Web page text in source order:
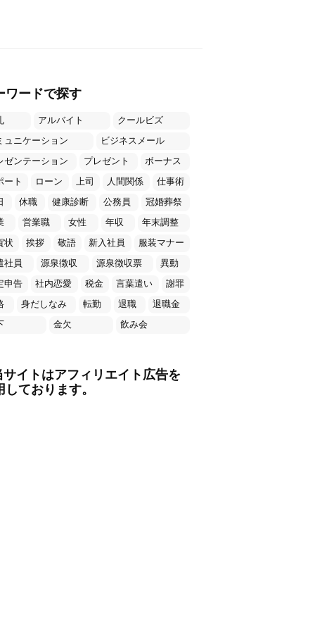
ワードで探す
アルバイト
クールビズ
ュニケーション
ビジネスメール
ゼンテーション
プレゼント
ボーナス
ート
ローン 上司 人間関係
仕事術
休職 健康診断 公務員
冠婚葬祭
営業職 女性 年収
年末調整
状
挨拶 敬語 新入社員
服装マナー
社員
源泉徴収 源泉徴収票
異動
申告
社内恋愛 税金 言葉遣い
謝罪
身だしなみ 転勤 退職
退職金
金欠 飲み会
イトはアフィリエイト広告を
しております。